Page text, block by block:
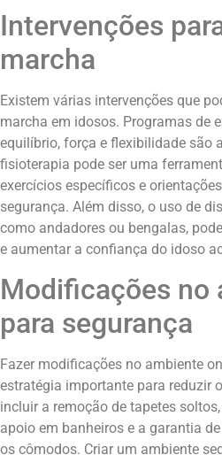
Intervenções
marcha
Existem várias intervenções que
marcha em idosos. Programas de
equilíbrio, força e flexibilidade são
fisioterapia pode ser uma
exercícios específicos e
segurança. Além disso, o uso de
como andadores ou bengalas,
e aumentar a confiança do idoso
Modificações no
para segurança
Fazer modificações no ambiente
estratégia importante para reduzir
incluir a remoção de tapetes
apoio em banheiros e a garantia
os cômodos. Criar um ambiente